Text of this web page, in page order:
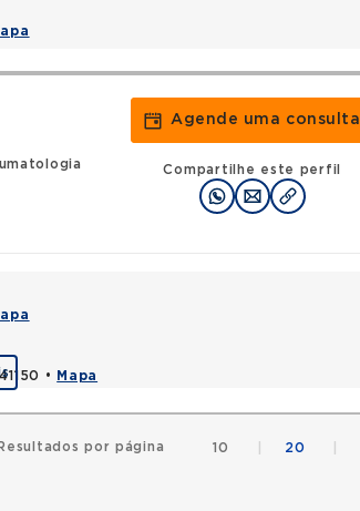
Agende uma consulta
Compartilhe este perfil
• Mapa
Resultados por página 10 20